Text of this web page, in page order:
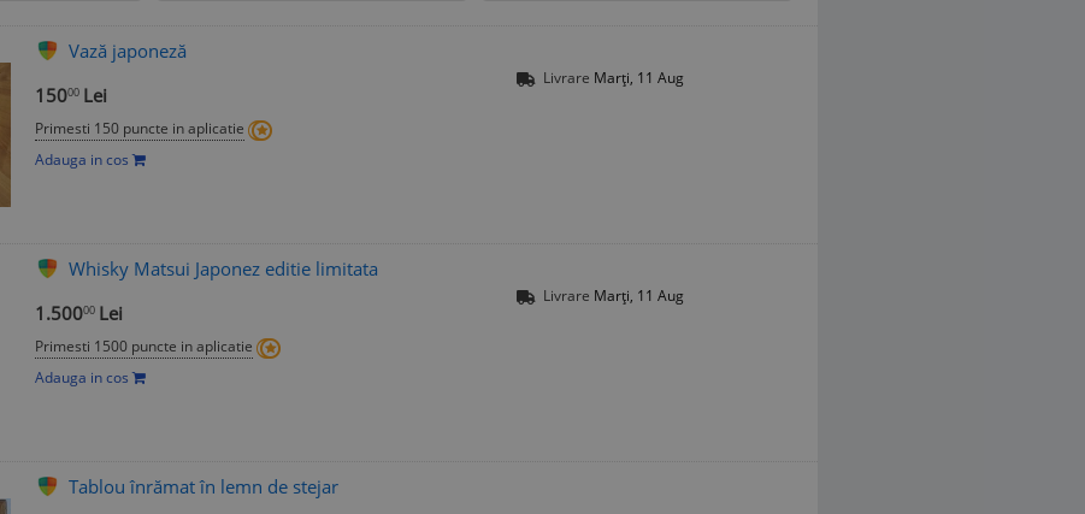
Vază japoneză
15000 Lei
Primesti 150 puncte in aplicatie
Adauga in cos
Livrare Marți, 11 Aug
Whisky Matsui Japonez editie limitata
1.50000 Lei
Primesti 1500 puncte in aplicatie
Adauga in cos
Livrare Marți, 11 Aug
Tablou înrămat în lemn de stejar